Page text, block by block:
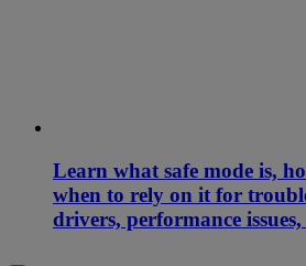
Learn what safe mode is,
when to rely on it for
drivers, performance